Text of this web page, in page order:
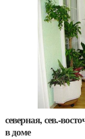
северная, сев.-
в доме